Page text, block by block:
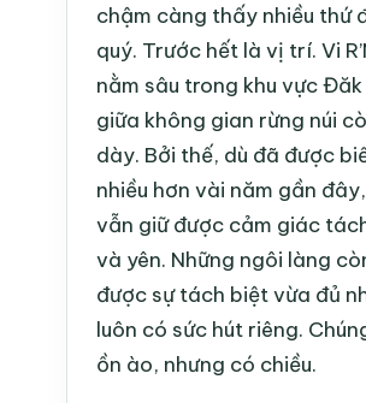
chậm càng thấy nhiều thứ
quý. Trước hết là vị trí. Vi
nằm sâu trong khu vực
giữa không gian rừng núi
dày. Bởi thế, dù đã được
nhiều hơn vài năm gần
vẫn giữ được cảm giác
và yên. Những ngôi làng
được sự tách biệt vừa đủ
luôn có sức hút riêng.
ồn ào, nhưng có chiều.